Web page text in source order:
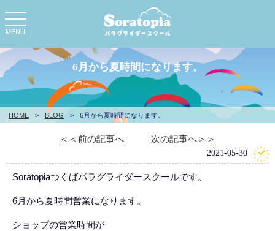
toggle
navigation
MENU
HOME > BLOG > 6月から夏時間になります。
6月から夏時間になります。
＜＜前の記事へ 次の記事へ＞＞
2021-05-30
Soratopiaつくばパラグライダースクールです。
6月から夏時間営業になります。
ショップの営業時間が